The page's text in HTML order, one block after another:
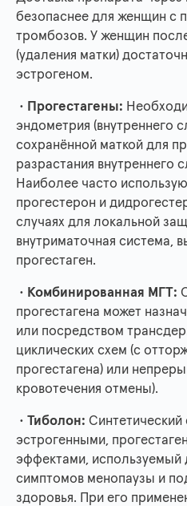
безопаснее для женщин с
тромбозов. У женщин
(удаления матки)
эстрогеном.
• Прогестагены:
эндометрия (внутреннего
сохранённой маткой для
разрастания внутреннего
Наиболее часто
прогестерон и
случаях для локальной
внутриматочная система,
прогестаген.
• Комбинированная МГТ:
прогестагена может
или посредством
циклических схем (с
прогестагена) или
кровотечения отмены).
• Тиболон: Синтетический
эстрогенными,
эффектами, используемый
симптомов менопаузы и
здоровья. При его